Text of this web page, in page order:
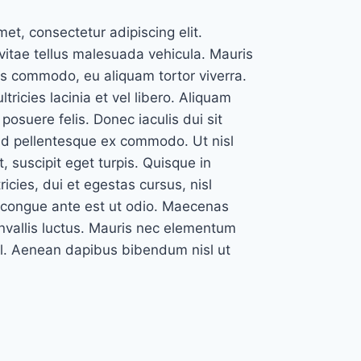
consectetur adipiscing elit.
tellus malesuada vehicula. Mauris
commodo, eu aliquam tortor viverra.
lacinia et vel libero. Aliquam
felis. Donec iaculis dui sit
pellentesque ex commodo. Ut nisl
suscipit eget turpis. Quisque in
dui et egestas cursus, nisl
ante est ut odio. Maecenas
luctus. Mauris nec elementum
Aenean dapibus bibendum nisl ut